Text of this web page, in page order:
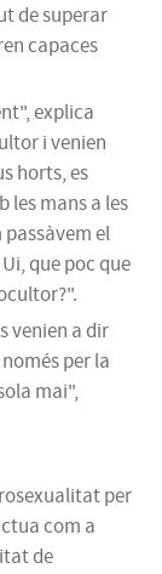
de superar
capaces
", explica
i venien
horts, es
les mans a les
el
que poc que
venien a dir
només per la
mai",
per
com a
de